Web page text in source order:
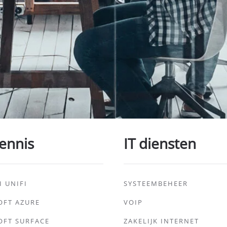
UNIFI
AZURE
SURFACE
IT diensten
SYSTEEMBEHEER
VOIP
ZAKELIJK INTERNET